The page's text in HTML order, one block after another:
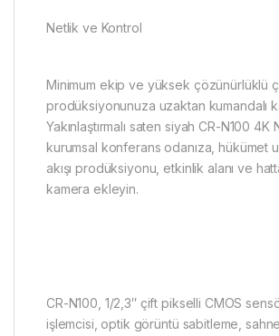
Netlik ve Kontrol
Minimum ekip ve yüksek çözünürlüklü
prodüksiyonunuza uzaktan kumandalı
Yakınlaştırmalı saten siyah CR-N100
kurumsal konferans odanıza, hükümet
akışı prodüksiyonu, etkinlik alanı ve
kamera ekleyin.
CR-N100, 1/2,3″ çift pikselli CMOS
işlemcisi, optik görüntü sabitleme,